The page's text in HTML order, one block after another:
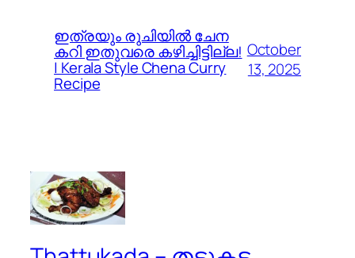
ഇത്രയും രുചിയിൽ ചേന
കറി ഇതുവരെ കഴിച്ചിട്ടില്ല!
| Kerala Style Chena Curry
Recipe
October
13, 2025